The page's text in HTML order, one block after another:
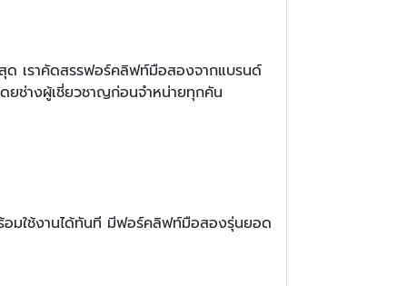
เราคัดสรรฟอร์คลิฟท์มือสองจากแบรนด์
ยช่างผู้เชี่ยวชาญก่อนจำหน่ายทุกคัน
มใช้งานได้ทันที มีฟอร์คลิฟท์มือสองรุ่นยอด